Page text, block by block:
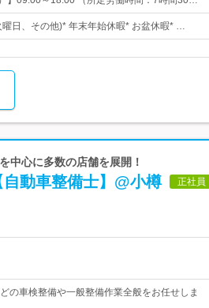
日、その他)* 年末年始休暇* お盆休暇* …
中心に多数の店舗を展開！
動車整備士】@小樽 正社員
の車検整備や一般整備作業全般をお任せしま